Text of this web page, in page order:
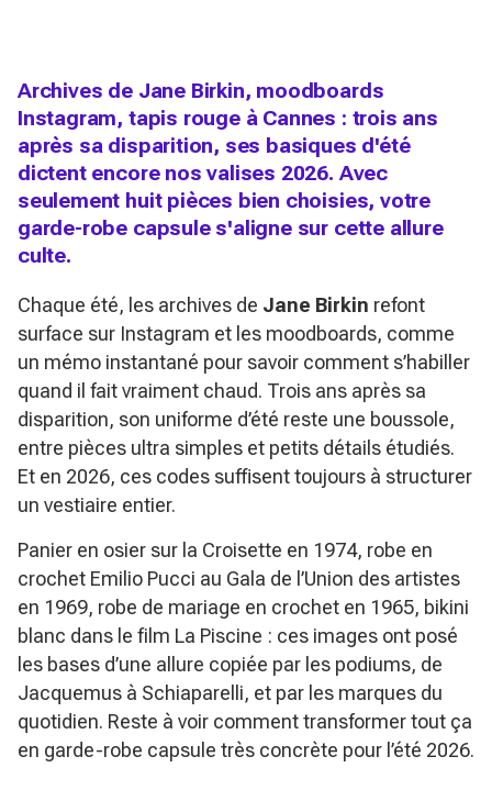
Archives de Jane Birkin, moodboards
Instagram, tapis rouge à Cannes : trois ans
après sa disparition, ses basiques d'été
dictent encore nos valises 2026. Avec
seulement huit pièces bien choisies, votre
garde-robe capsule s'aligne sur cette allure
culte.
Chaque été, les archives de Jane Birkin refont
surface sur Instagram et les moodboards, comme
un mémo instantané pour savoir comment s’habiller
quand il fait vraiment chaud. Trois ans après sa
disparition, son uniforme d’été reste une boussole,
entre pièces ultra simples et petits détails étudiés.
Et en 2026, ces codes suffisent toujours à structurer
un vestiaire entier.
Panier en osier sur la Croisette en 1974, robe en
crochet Emilio Pucci au Gala de l’Union des artistes
en 1969, robe de mariage en crochet en 1965, bikini
blanc dans le film La Piscine : ces images ont posé
les bases d’une allure copiée par les podiums, de
Jacquemus à Schiaparelli, et par les marques du
quotidien. Reste à voir comment transformer tout ça
en garde-robe capsule très concrète pour l’été 2026.